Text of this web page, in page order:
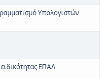
Υπολογιστών
ΕΠΑΛ